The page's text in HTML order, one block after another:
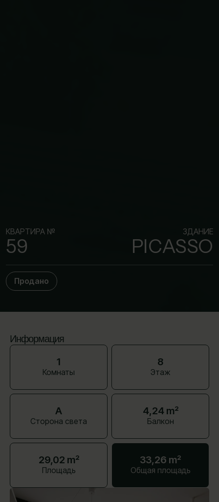
КВАРТИРА №
59
ЗДАНИЕ
PICASSO
Продано
Информация
1
Комнаты
8
Этаж
A
Сторона света
4,24 m²
Балкон
29,02 m²
Площадь
33,26 m²
Общая площадь